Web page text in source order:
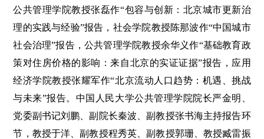
公共管理学院教授张磊作“包容与创新：北京城市更新治
理的实践与经验”报告，社会学院教授陈那波作“中国城市
社会治理”报告，公共管理学院教授余华义作“基础教育政
策对住房价格的影响：来自北京的实证证据”报告，应用
经济学院教授张耀军作“北京流动人口趋势：机遇、挑战
与未来”报告。中国人民大学公共管理学院院长严金明、
党委副书记刘鹏、副院长秦波、副教授张书海主持报告环
节，教授于洋、副教授程秀英、副教授郭珊、教授臧雷振